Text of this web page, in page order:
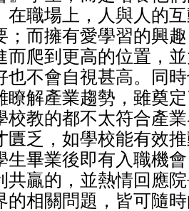
在職場上，人與人的
；而擁有愛學習的興
而爬到更高的位置，
也不會自視甚高。同
瞭解產業趨勢，雖奠
校教的都不太符合產
匱乏，如學校能有效
生畢業後即有入職機
共贏的，並熱情回應
的相關問題，皆可隨